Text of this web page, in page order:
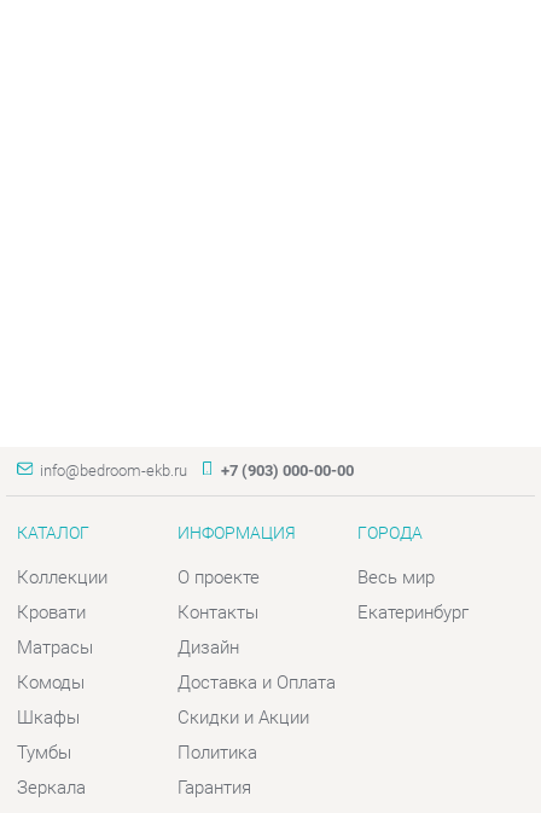
КАТАЛОГ
Матрасы
Комоды
Шкафы
Тумбы
Зеркала
Столы
Мягкая мебель
ИНФОРМАЦИЯ
Дизайн
Доставка и Оплата
Скидки и Акции
Политика
Гарантия
Помощь
ГОРОДА